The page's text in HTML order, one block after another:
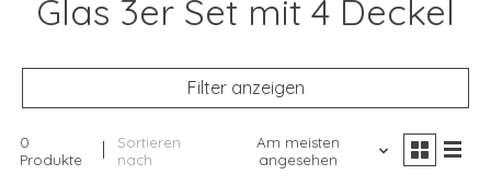
Glas 3er Set mit 4 Deckel
Filter anzeigen
0
Produkte
Sortieren
nach
Am meisten
angesehen